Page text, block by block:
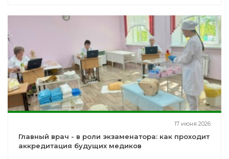
17 июня 2026
Главный врач - в роли экзаменатора: как проходит
аккредитация будущих медиков